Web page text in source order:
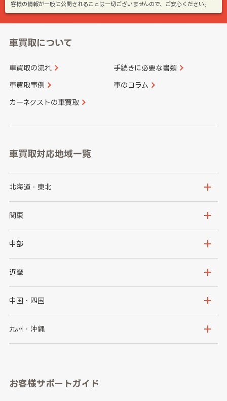
客様の情報が一般に公開されることは一切ございませんので、ご安心ください。
車買取について
車買取の流れ 手続きに必要な書類
車買取事例 車のコラム
カーネクストの車買取
車買取対応地域一覧
北海道・東北
北海道
岩手県
秋田県
関東
茨城県
群馬県
千葉県
中部
新潟県
石川県
山梨県
愛知県
近畿
大阪府
京都府
和歌山県
中国・四国
鳥取県
山口県
九州・沖縄
長崎県
お客様サポートガイド